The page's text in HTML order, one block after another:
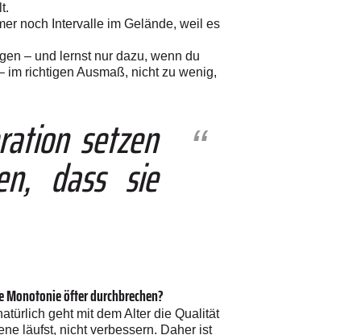
noch Intervalle im Gelände, weil es
– und lernst nur dazu, wenn du
im richtigen Ausmaß, nicht zu wenig,
setzen
dass sie
öfter durchbrechen?
geht mit dem Alter die Qualität
läufst, nicht verbessern. Daher ist